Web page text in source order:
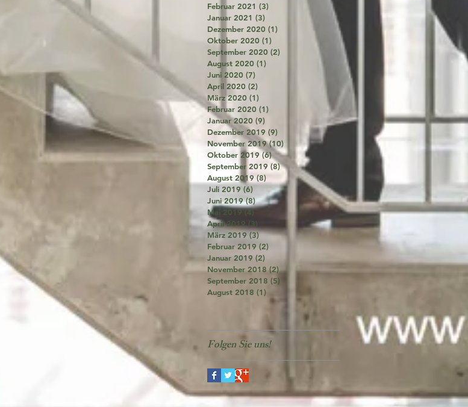
Februar 2021 (3)
Januar 2021 (3)
Dezember 2020 (1)
Oktober 2020 (1)
September 2020 (2)
August 2020 (1)
Juni 2020 (7)
April 2020 (2)
März 2020 (1)
Februar 2020 (1)
Januar 2020 (9)
Dezember 2019 (9)
November 2019 (10) 10 Beiträge
Oktober 2019 (6) 6 Beiträge
September 2019 (8)8 Beiträge
August 2019 (8) 8 Beiträge
Juli 2019 (6) 6 Beiträge
Juni 2019 (8)8 Beiträge
Mai 2019 (4)4 Beiträge
April 2019 (3)
März 2019 (3)3 Beiträge
Februar 2019 (2)
Januar 2019 (2)
November 2018 (2)2 Beiträge
September 2018 (5)
August 2018 (1)
Folgen Sie uns!